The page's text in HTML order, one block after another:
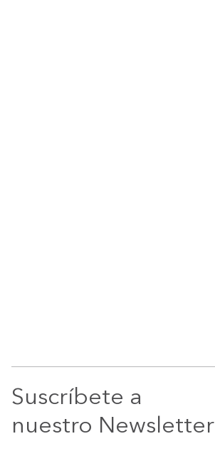
Suscríbete a
nuestro Newsletter